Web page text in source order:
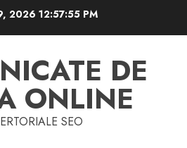
2026 12:57:56 PM
DE
ONLINE
SEO